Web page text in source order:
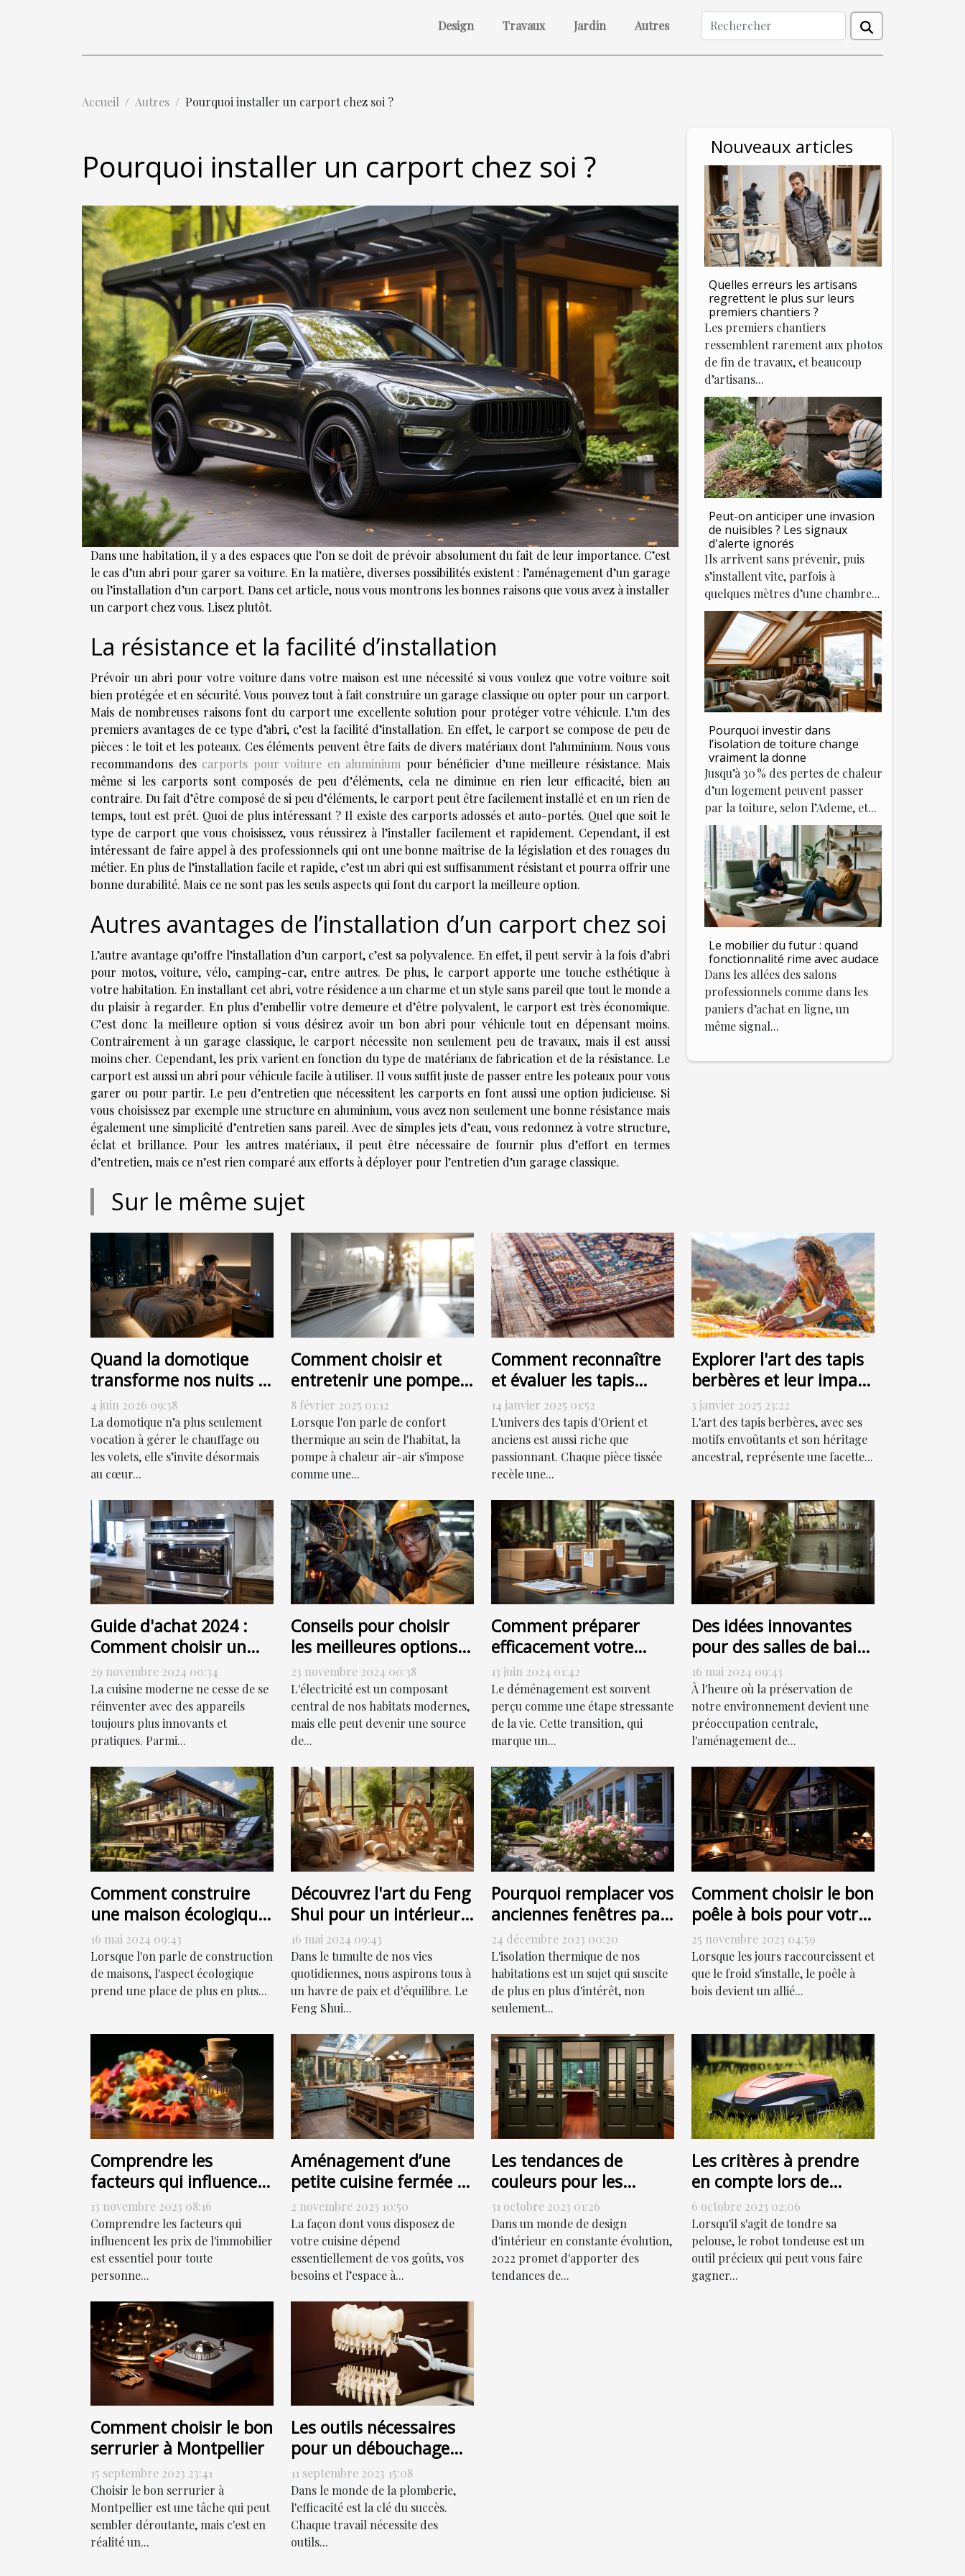
Design Travaux Jardin Autres
Accueil Autres Pourquoi installer un carport chez soi ?
Pourquoi installer un carport chez soi ?
Dans une habitation, il y a des espaces que l’on se doit de prévoir absolument du fait de leur importance. C’est
le cas d’un abri pour garer sa voiture. En la matière, diverses possibilités existent : l’aménagement d’un garage
ou l’installation d’un carport. Dans cet article, nous vous montrons les bonnes raisons que vous avez à installer
un carport chez vous. Lisez plutôt.
La résistance et la facilité d’installation
Prévoir un abri pour votre voiture dans votre maison est une nécessité si vous voulez que votre voiture soit
bien protégée et en sécurité. Vous pouvez tout à fait construire un garage classique ou opter pour un carport.
Mais de nombreuses raisons font du carport une excellente solution pour protéger votre véhicule. L’un des
premiers avantages de ce type d’abri, c’est la facilité d’installation. En effet, le carport se compose de peu de
pièces : le toit et les poteaux. Ces éléments peuvent être faits de divers matériaux dont l’aluminium. Nous vous
recommandons des carports pour voiture en aluminium pour bénéficier d’une meilleure résistance. Mais
même si les carports sont composés de peu d’éléments, cela ne diminue en rien leur efficacité, bien au
contraire. Du fait d’être composé de si peu d’éléments, le carport peut être facilement installé et en un rien de
temps, tout est prêt. Quoi de plus intéressant ? Il existe des carports adossés et auto-portés. Quel que soit le
type de carport que vous choisissez, vous réussirez à l’installer facilement et rapidement. Cependant, il est
intéressant de faire appel à des professionnels qui ont une bonne maîtrise de la législation et des rouages du
métier. En plus de l’installation facile et rapide, c’est un abri qui est suffisamment résistant et pourra offrir une
bonne durabilité. Mais ce ne sont pas les seuls aspects qui font du carport la meilleure option.
Autres avantages de l’installation d’un carport chez soi
L’autre avantage qu’offre l’installation d’un carport, c’est sa polyvalence. En effet, il peut servir à la fois d’abri
pour motos, voiture, vélo, camping-car, entre autres. De plus, le carport apporte une touche esthétique à
votre habitation. En installant cet abri, votre résidence a un charme et un style sans pareil que tout le monde a
du plaisir à regarder. En plus d’embellir votre demeure et d’être polyvalent, le carport est très économique.
C’est donc la meilleure option si vous désirez avoir un bon abri pour véhicule tout en dépensant moins.
Contrairement à un garage classique, le carport nécessite non seulement peu de travaux, mais il est aussi
moins cher. Cependant, les prix varient en fonction du type de matériaux de fabrication et de la résistance. Le
carport est aussi un abri pour véhicule facile à utiliser. Il vous suffit juste de passer entre les poteaux pour vous
garer ou pour partir. Le peu d’entretien que nécessitent les carports en font aussi une option judicieuse. Si
vous choisissez par exemple une structure en aluminium, vous avez non seulement une bonne résistance mais
également une simplicité d’entretien sans pareil. Avec de simples jets d’eau, vous redonnez à votre structure,
éclat et brillance. Pour les autres matériaux, il peut être nécessaire de fournir plus d’effort en termes
d’entretien, mais ce n’est rien comparé aux efforts à déployer pour l’entretien d’un garage classique.
Nouveaux articles
Quelles erreurs les artisans
regrettent le plus sur leurs
premiers chantiers ?
Les premiers chantiers
ressemblent rarement aux photos
de fin de travaux, et beaucoup
d’artisans...
Peut-on anticiper une invasion
de nuisibles ? Les signaux
d'alerte ignorés
Ils arrivent sans prévenir, puis
s’installent vite, parfois à
quelques mètres d’une chambre...
Pourquoi investir dans
l’isolation de toiture change
vraiment la donne
Jusqu’à 30 % des pertes de chaleur
d’un logement peuvent passer
par la toiture, selon l’Ademe, et...
Le mobilier du futur : quand
fonctionnalité rime avec audace
Dans les allées des salons
professionnels comme dans les
paniers d’achat en ligne, un
même signal...
Sur le même sujet
Quand la domotique
transforme nos nuits :
allumer, programmer
ou sensoriser ?
4 juin 2026 09:38
La domotique n’a plus seulement
vocation à gérer le chauffage ou
les volets, elle s’invite désormais
au cœur...
Comment choisir et
entretenir une pompe à
chaleur air-air
efficacement
8 février 2025 01:12
Lorsque l'on parle de confort
thermique au sein de l'habitat, la
pompe à chaleur air-air s'impose
comme une...
Comment reconnaître
et évaluer les tapis
d'Orient et anciens
pour la vente
14 janvier 2025 01:52
L'univers des tapis d'Orient et
anciens est aussi riche que
passionnant. Chaque pièce tissée
recèle une...
Explorer l'art des tapis
berbères et leur impact
culturel
3 janvier 2025 23:22
L'art des tapis berbères, avec ses
motifs envoûtants et son héritage
ancestral, représente une facette...
Guide d'achat 2024 :
Comment choisir un
four combiné à vapeur
29 novembre 2024 00:34
La cuisine moderne ne cesse de se
réinventer avec des appareils
toujours plus innovants et
pratiques. Parmi...
Conseils pour choisir
les meilleures options
de dépannage
électrique
23 novembre 2024 00:38
L'électricité est un composant
central de nos habitats modernes,
mais elle peut devenir une source
de...
Comment préparer
efficacement votre
déménagement pour
une transition en
douceur
13 juin 2024 01:42
Le déménagement est souvent
perçu comme une étape stressante
de la vie. Cette transition, qui
marque un...
Des idées innovantes
pour des salles de bain
respectueuses de
l'environnement
16 mai 2024 09:43
À l'heure où la préservation de
notre environnement devient une
préoccupation centrale,
l'aménagement de...
Comment construire
une maison écologique
sans sacrifier le style
16 mai 2024 09:43
Lorsque l'on parle de construction
de maisons, l'aspect écologique
prend une place de plus en plus...
Découvrez l'art du Feng
Shui pour un intérieur
harmonieux
16 mai 2024 09:43
Dans le tumulte de nos vies
quotidiennes, nous aspirons tous à
un havre de paix et d'équilibre. Le
Feng Shui...
Pourquoi remplacer vos
anciennes fenêtres par
des fenêtres PVC peut
contribuer à la
réduction de votre
facture énergétique
24 décembre 2023 00:20
L'isolation thermique de nos
habitations est un sujet qui suscite
de plus en plus d'intérêt, non
seulement...
Comment choisir le bon
poêle à bois pour votre
habitation
25 novembre 2023 04:59
Lorsque les jours raccourcissent et
que le froid s'installe, le poêle à
bois devient un allié...
Comprendre les
facteurs qui influencent
les prix de l'immobilier
13 novembre 2023 08:16
Comprendre les facteurs qui
influencent les prix de l'immobilier
est essentiel pour toute
personne...
Aménagement d’une
petite cuisine fermée :
comment s’y prendre ?
2 novembre 2023 10:50
La façon dont vous disposez de
votre cuisine dépend
essentiellement de vos goûts, vos
besoins et l’espace à...
Les tendances de
couleurs pour les
portes de couloir en
2022
31 octobre 2023 01:26
Dans un monde de design
d'intérieur en constante évolution,
2022 promet d'apporter des
tendances de...
Les critères à prendre
en compte lors de
l'achat d'un robot
tondeuse
6 octobre 2023 02:06
Lorsqu'il s'agit de tondre sa
pelouse, le robot tondeuse est un
outil précieux qui peut vous faire
gagner...
Comment choisir le bon
serrurier à Montpellier
15 septembre 2023 23:41
Choisir le bon serrurier à
Montpellier est une tâche qui peut
sembler déroutante, mais c'est en
réalité un...
Les outils nécessaires
pour un débouchage
efficace
11 septembre 2023 15:08
Dans le monde de la plomberie,
l'efficacité est la clé du succès.
Chaque travail nécessite des
outils...